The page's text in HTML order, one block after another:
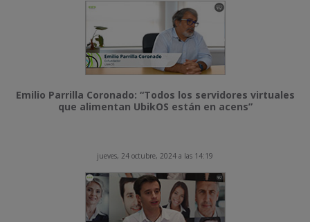
Emilio Parrilla Coronado: “Todos los servidores virtuales
que alimentan UbikOS están en acens”
jueves, 24 octubre, 2024 a las 14:19